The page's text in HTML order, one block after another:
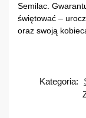
Semilac.
świętować –
oraz swoją
Kategoria: